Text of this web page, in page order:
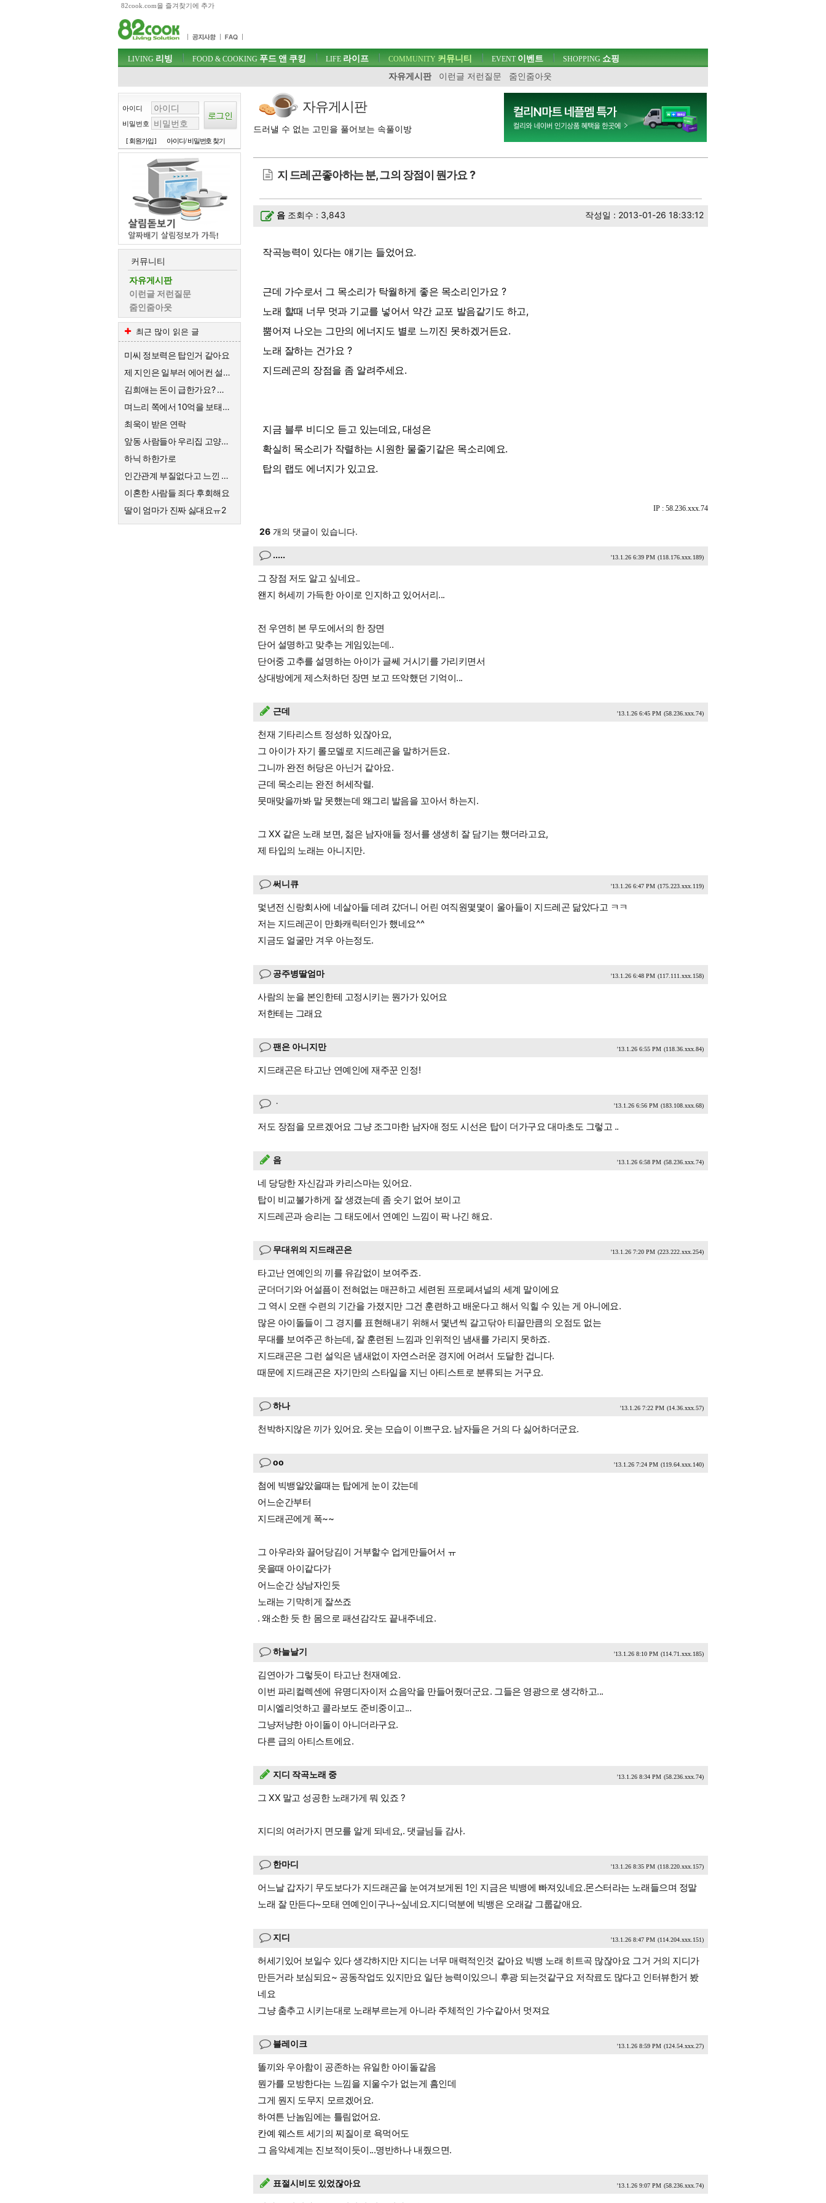
82cook.com을 즐겨찾기에 추가
주메뉴 바로가기
컨텐츠 바로가기
검색 바로가기
로그인 바로가기
주메뉴
LIVING 리빙 FOOD & COOKING 푸드 앤 쿠킹 LIFE 라이프 COMMUNITY 커뮤니티
자유게시판
이런글 저런질문 줌인줌아웃
EVENT이벤트 SHOPPING 쇼핑
아이디
비밀번호
[ 회원가입 ] 아이디/ 비밀번호 찾기
커뮤니티
자유게시판
이런글 저런질문
줌인줌아웃
최근 많이 읽은 글
미씨 정보력은 탑인거 같아요
제 지인은 일부러 에어컨 설치를 안해요
김희애는 돈이 급한가요? 왜 친근한척 예능하죠?
며느리 쪽에서 10억을 보태준대요.
최욱이 받은 연락
앞동 사람들아 우리집 고양이한테 큰절해라
하닉 하한가로
인간관계 부질없다고 느낀 순간
이혼한 사람들 죄다 후회해요
딸이 엄마가 진짜 싫대요ㅠ2
자유게시판
드러낼 수 없는 고민을 풀어보는 속풀이방
지 드레곤좋아하는 분, 그의 장점이 뭔가요 ?
음 조회수 : 3,843 작성일 : 2013-01-26 18:33:12
작곡능력이 있다는 얘기는 들었어요.
근데 가수로서 그 목소리가 탁월하게 좋은 목소리인가요 ?
노래 할때 너무 멋과 기교를 넣어서 약간 교포 발음같기도 하고,
뿜어져 나오는 그만의 에너지도 별로 느끼진 못하겠거든요.
노래 잘하는 건가요 ?
지드레곤의 장점을 좀 알려주세요.
지금 블루 비디오 듣고 있는데요, 대성은
확실히 목소리가 작렬하는 시원한 물줄기같은 목소리예요.
탑의 랩도 에너지가 있고요.
IP : 58.236.xxx.74
26 개의 댓글이 있습니다.
..... '13.1.26 6:39 PM (118.176.xxx.189)
그 장점 저도 알고 싶네요..
왠지 허세끼 가득한 아이로 인지하고 있어서리...
전 우연히 본 무도에서의 한 장면
단어 설명하고 맞추는 게임있는데..
단어중 고추를 설명하는 아이가 글쎄 거시기를 가리키면서
상대방에게 제스처하던 장면 보고 뜨악했던 기억이...
근데 '13.1.26 6:45 PM (58.236.xxx.74)
천재 기타리스트 정성하 있잖아요,
그 아이가 자기 롤모델로 지드레곤을 말하거든요.
그니까 완전 허당은 아닌거 같아요.
근데 목소리는 완전 허세작렬.
뭇매맞을까봐 말 못했는데 왜그리 발음을 꼬아서 하는지.
그 XX 같은 노래 보면, 젊은 남자애들 정서를 생생히 잘 담기는 했더라고요,
제 타입의 노래는 아니지만.
써니큐 '13.1.26 6:47 PM (175.223.xxx.119)
멏년전 신랑회사에 네살아들 데려 갔더니 어린 여직원몇몇이 울아들이 지드레곤 닮았다고 ㅋㅋ
저는 지드레곤이 만화캐릭터인가 했네요^^
지금도 얼굴만 겨우 아는정도.
공주병딸엄마 '13.1.26 6:48 PM (117.111.xxx.158)
사람의 눈을 본인한테 고정시키는 뭔가가 있어요
저한테는 그래요
팬은 아니지만 '13.1.26 6:55 PM (118.36.xxx.84)
지드래곤은 타고난 연예인에 재주꾼 인정!
ᆞ '13.1.26 6:56 PM (183.108.xxx.68)
저도 장점을 모르겠어요 그냥 조그마한 남자애 정도 시선은 탑이 더가구요 대마초도 그렇고 ..
음 '13.1.26 6:58 PM (58.236.xxx.74)
네 당당한 자신감과 카리스마는 있어요.
탑이 비교불가하게 잘 생겼는데 좀 숫기 없어 보이고
지드레곤과 승리는 그 태도에서 연예인 느낌이 팍 나긴 해요.
무대위의 지드래곤은 '13.1.26 7:20 PM (223.222.xxx.254)
타고난 연예인의 끼를 유감없이 보여주죠.
군더더기와 어설픔이 전혀없는 매끈하고 세련된 프로페셔널의 세계 말이에요
그 역시 오랜 수련의 기간을 가졌지만 그건 훈련하고 배운다고 해서 익힐 수 있는 게 아니에요.
많은 아이돌들이 그 경지를 표현해내기 위해서 몇년씩 갈고닦아 티끌만큼의 오점도 없는
무대를 보여주곤 하는데, 잘 훈련된 느낌과 인위적인 냄새를 가리지 못하죠.
지드래곤은 그런 설익은 냄새없이 자연스러운 경지에 어려서 도달한 겁니다.
때문에 지드래곤은 자기만의 스타일을 지닌 아티스트로 분류되는 거구요.
하나 '13.1.26 7:22 PM (14.36.xxx.57)
천박하지않은 끼가 있어요. 웃는 모습이 이쁘구요. 남자들은 거의 다 싫어하더군요.
oo '13.1.26 7:24 PM (119.64.xxx.140)
첨에 빅뱅알았을때는 탑에게 눈이 갔는데
어느순간부터
지드래곤에게 폭~~
그 아우라와 끌어당김이 거부할수 업게만들어서 ㅠ
웃을때 아이같다가
어느순간 상남자인듯
노래는 기막히게 잘쓰죠
. 왜소한 듯 한 몸으로 패션감각도 끝내주네요.
하늘날기 '13.1.26 8:10 PM (114.71.xxx.185)
김연아가 그렇듯이 타고난 천재예요.
이번 파리컬렉센에 유명디자이저 쇼음악을 만들어줬더군요. 그들은 영광으로 생각하고...
미시엘리엇하고 콜라보도 준비중이고...
그냥저냥한 아이돌이 아니더라구요.
다른 급의 아티스트에요.
지디 작곡노래 중 '13.1.26 8:34 PM (58.236.xxx.74)
그 XX 말고 성공한 노래가게 뭐 있죠 ?
지디의 여러가지 면모를 알게 되네요,. 댓글님들 감사.
한마디 '13.1.26 8:35 PM (118.220.xxx.157)
어느날 갑자기 무도보다가 지드래곤을 눈여겨보게된 1인 지금은 빅뱅에 빠져있네요.몬스터라는 노래들으며 정말
노래 잘 만든다~모태 연예인이구나~싶네요.지디덕분에 빅뱅은 오래갈 그룹같애요.
지디 '13.1.26 8:47 PM (114.204.xxx.151)
허세기있어 보일수 있다 생각하지만 지디는 너무 매력적인것 같아요 빅뱅 노래 히트곡 많잖아요 그거 거의 지디가
만든거라 보심되요~ 공동작업도 있지만요 일단 능력이있으니 후광 되는것같구요 저작료도 많다고 인터뷰한거 봤
네요
그냥 춤추고 시키는대로 노래부르는게 아니라 주체적인 가수같아서 멋져요
블레이크 '13.1.26 8:59 PM (124.54.xxx.27)
똘끼와 우아함이 공존하는 유일한 아이돌같음
뭔가를 모방한다는 느낌을 지울수가 없는게 흠인데
그게 뭔지 도무지 모르겠어요.
하여튼 난놈임에는 틀림없어요.
칸예 웨스트 세기의 찌질이로 욕먹어도
그 음악세계는 진보적이듯이...명반하나 내줬으면.
표절시비도 있었잖아요 '13.1.26 9:07 PM (58.236.xxx.74)